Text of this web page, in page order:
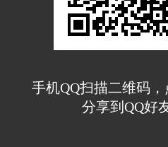
手机QQ扫描二维码，
分享到QQ好